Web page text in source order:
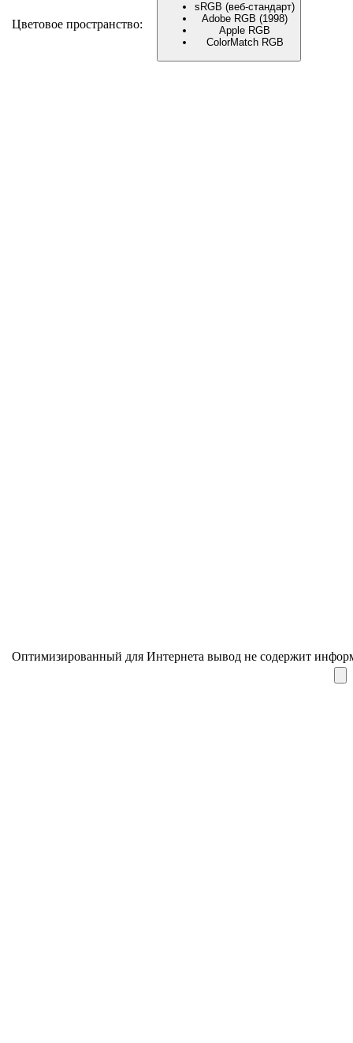
Цветовое пространство:
sRGB (веб-стандарт)
Adobe RGB (1998)
Apple RGB
ColorMatch RGB
Оптимизированный для Интернета вывод не содержит